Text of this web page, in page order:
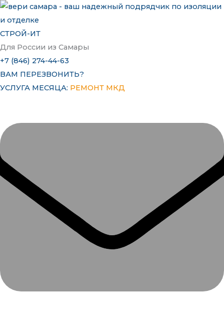
Перейти
к
содержимому
СТРОЙ-ИТ
Для России из Самары
+7 (846) 274-44-63
ВАМ ПЕРЕЗВОНИТЬ?
УСЛУГА МЕСЯЦА: РЕМОНТ МКД